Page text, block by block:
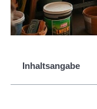
Inhaltsangabe